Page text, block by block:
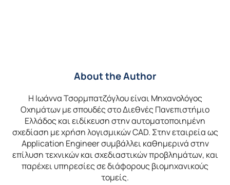
About the Author
Η Ιωάννα Τσορμπατζόγλου είναι Μηχανολόγος
Οχημάτων με σπουδές στο Διεθνές Πανεπιστήμιο
Ελλάδος και ειδίκευση στην αυτοματοποιημένη
σχεδίαση με χρήση λογισμικών CAD. Στην εταιρεία ως
Application Engineer συμβάλλει καθημερινά στην
επίλυση τεχνικών και σχεδιαστικών προβλημάτων, και
παρέχει υπηρεσίες σε διάφορους βιομηχανικούς
τομείς.